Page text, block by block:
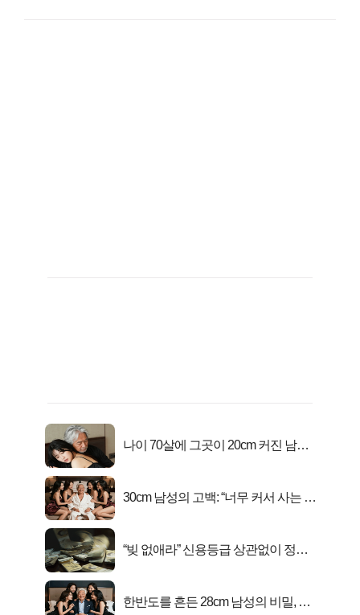
나이 70살에 그곳이 20cm 커진 남자..
30cm 남성의 고백: “너무 커서 사는 게
“빚 없애라” 신용등급 상관없이 정부
한반도를 흔든 28cm 남성의 비밀, 매